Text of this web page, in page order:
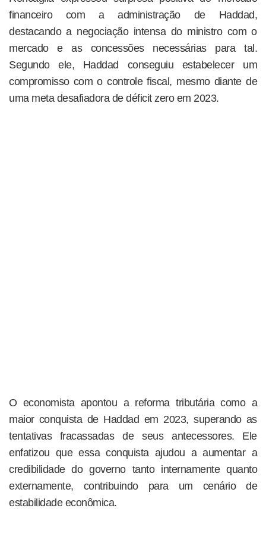
financeiro com a administração de Haddad,
destacando a negociação intensa do ministro com o
mercado e as concessões necessárias para tal.
Segundo ele, Haddad conseguiu estabelecer um
compromisso com o controle fiscal, mesmo diante de
uma meta desafiadora de déficit zero em 2023.
O economista apontou a reforma tributária como a
maior conquista de Haddad em 2023, superando as
tentativas fracassadas de seus antecessores. Ele
enfatizou que essa conquista ajudou a aumentar a
credibilidade do governo tanto internamente quanto
externamente, contribuindo para um cenário de
estabilidade econômica.